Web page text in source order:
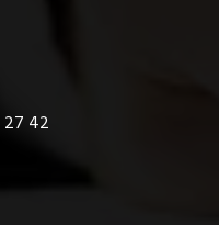
27 42